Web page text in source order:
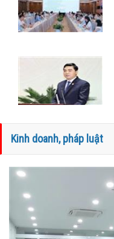
Kinh doanh, pháp luật